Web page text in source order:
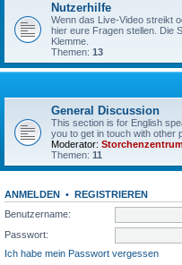
Nutzerhilfe
Wenn das Live-Video streikt
hier eure Fragen stellen. Die
Klemme.
Themen: 13
General Discussion
This section is for English
you to get in touch with other
Moderator: Storchenzentrum
Themen: 11
ANMELDEN • REGISTRIEREN
Benutzername:
Passwort:
Ich habe mein Passwort vergessen